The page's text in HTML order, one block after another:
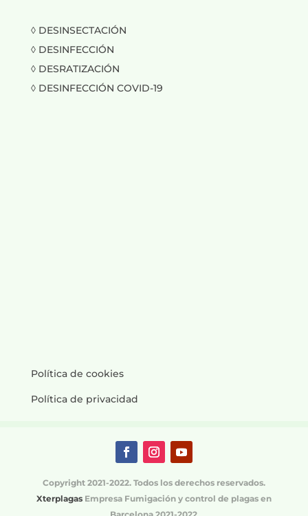
◊ DESINSECTACIÓN
◊ DESINFECCIÓN
◊ DESRATIZACIÓN
◊ DESINFECCIÓN COVID-19
Política de cookies
Política de privacidad
Copyright 2021-2022. Todos los derechos reservados.
XterplagasEmpresa Fumigación y control de plagas en